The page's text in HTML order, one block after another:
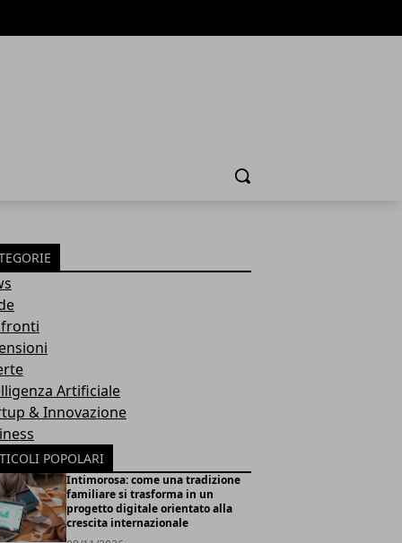
Cerca
Artificiale
& Innovazione
POPOLARI
Intimorosa: come una tradizione
familiare si trasforma in un
progetto digitale orientato alla
crescita internazionale